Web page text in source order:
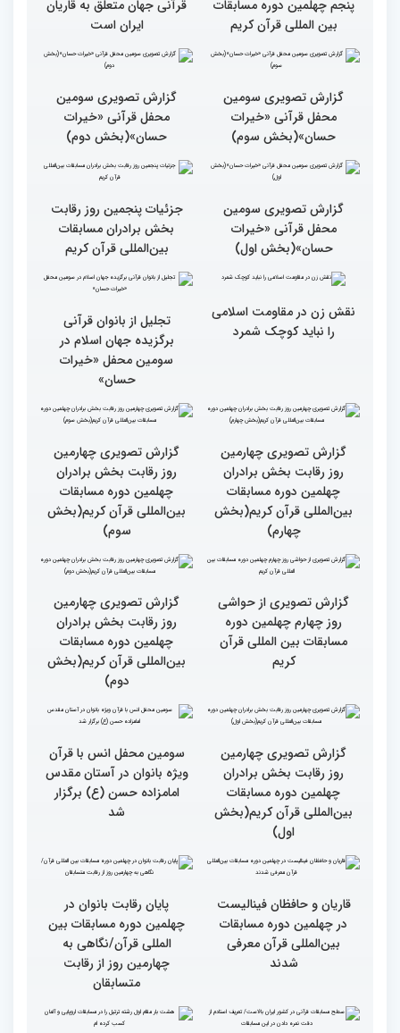
گزارش تصویری حواشی روز
پنجم چهلمین دوره مسابقات
بین المللی قرآن کریم
۶۰ درصد مقام‌های مسابقات
قرآنی جهان متعلق به قاریان
ایران است
گزارش تصویری سومین
محفل قرآنی «خیرات
حسان»(بخش سوم)
گزارش تصویری سومین
محفل قرآنی «خیرات
حسان»(بخش دوم)
گزارش تصویری سومین
جزئیات پنجمین روز رقابت
بخش برادران مسابقات
بین‌المللی قرآن کریم
نقش زن در مقاومت اسلامی
را نباید کوچک شمرد
تجلیل از بانوان قرآنی
برگزیده جهان اسلام در
سومین محفل «خیرات
حسان»
روز رقابت بخش برادران
چهلمین دوره مسابقات
بین‌المللی قرآن کریم(بخش
چهارم)
روز رقابت بخش برادران
چهلمین دوره مسابقات
بین‌المللی قرآن کریم(بخش
سوم)
روز چهارم چهلمین دوره
مسابقات بین المللی قرآن
کریم
روز رقابت بخش برادران
چهلمین دوره مسابقات
بین‌المللی قرآن کریم(بخش
دوم)
روز رقابت بخش برادران
چهلمین دوره مسابقات
بین‌المللی قرآن کریم(بخش
اول)
ویژه بانوان در آستان مقدس
امامزاده حسن (ع) برگزار
شد